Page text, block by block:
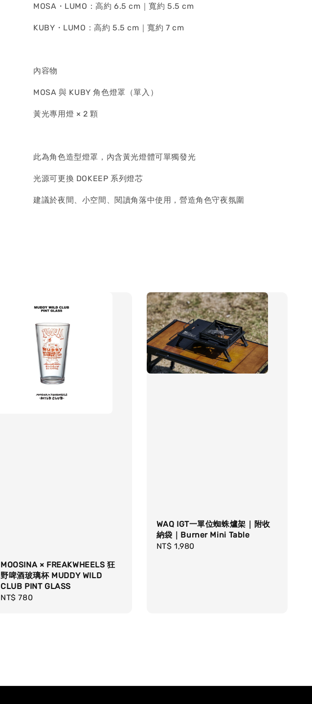
MOSA・LUMO：高約 6.5 cm｜寬約 5.5 cm
KUBY・LUMO：高約 5.5 cm｜寬約 7 cm
內容物
MOSA 與 KUBY 角色燈罩（單入）
黃光專用燈 × 2 顆
此為角色造型燈罩，內含黃光燈體可單獨發光
光源可更換 DOKEEP 系列燈芯
建議於夜間、小空間、閱讀角落中使用，營造角色守夜氛圍
MOOSINA × FREAKWHEELS 狂
野啤酒玻璃杯 MUDDY WILD
CLUB PINT GLASS
Regular
NT$ 780
WAQ IGT一單位蜘蛛爐架｜附收
納袋｜Burner Mini Table
Regular
NT$ 1,980